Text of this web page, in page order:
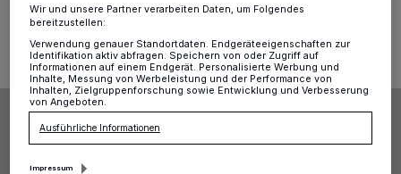
10.12.2021 , 07:27 Uhr Eine Minute Lesezeit
Wir und unsere Partner verarbeiten Daten, um Folgendes
bereitzustellen:
Verwendung genauer Standortdaten. Endgeräteeigenschaften zur
Identifikation aktiv abfragen. Speichern von oder Zugriff auf
Informationen auf einem Endgerät. Personalisierte Werbung und
Inhalte, Messung von Werbeleistung und der Performance von
Inhalten, Zielgruppenforschung sowie Entwicklung und Verbesserung
von Angeboten.
Ausführliche Informationen
Impressum